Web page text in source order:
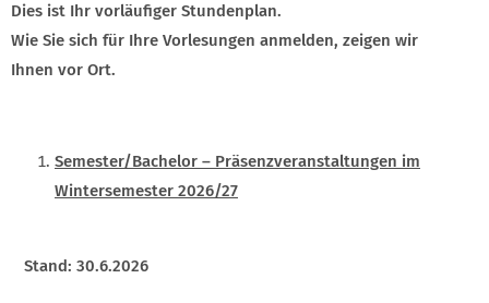
Dies ist Ihr vorläufiger Stundenplan.
Wie Sie sich für Ihre Vorlesungen anmelden, zeigen wir
Ihnen vor Ort.
Semester/Bachelor – Präsenzveranstaltungen im
Wintersemester 2026/27
Stand: 30.6.2026